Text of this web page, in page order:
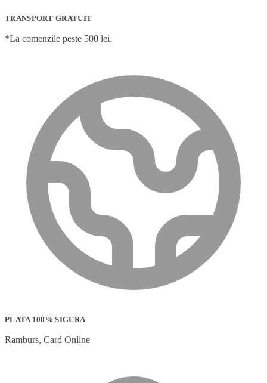
TRANSPORT GRATUIT
*La comenzile peste 500 lei.
PLATA 100% SIGURA
Ramburs, Card Online